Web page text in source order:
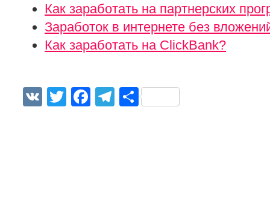
Как заработать на партнерских
Заработок в интернете без
Как заработать на ClickBank?
VK TwitterFacebook
Telegram
Отправить